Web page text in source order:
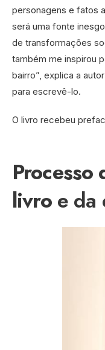
personagens e fatos
será uma fonte
de transformações
também me inspirou
bairro”, explica a
para escrevê-lo.
O livro recebeu
Processo
livroe da